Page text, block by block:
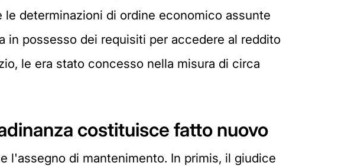
determinazioni di ordine economico assunte
in possesso dei requisiti per accedere al reddito
le era stato concesso nella misura di circa
costituisce fatto nuovo
l'assegno di mantenimento. In primis, il giudice